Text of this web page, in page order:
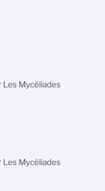
Les Mycéliades
Les Mycéliades